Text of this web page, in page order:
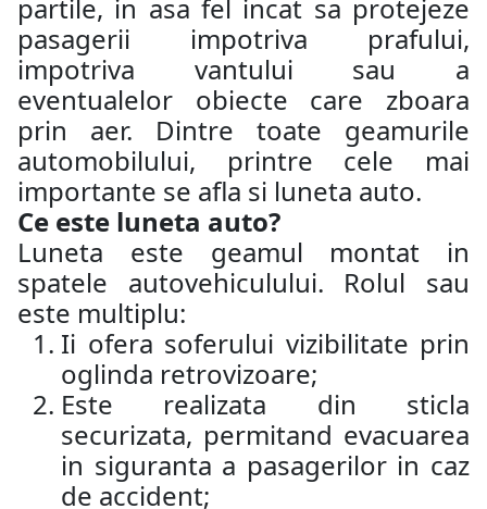
partile, in asa fel incat sa protejeze
pasagerii impotriva prafului,
impotriva vantului sau a
eventualelor obiecte care zboara
prin aer. Dintre toate geamurile
automobilului, printre cele mai
importante se afla si luneta auto.
Ce este luneta auto?
Luneta este geamul montat in
spatele autovehiculului. Rolul sau
este multiplu:
Ii ofera soferului vizibilitate prin
oglinda retrovizoare;
Este realizata din sticla
securizata, permitand evacuarea
in siguranta a pasagerilor in caz
de accident;